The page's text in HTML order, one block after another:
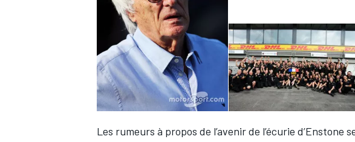
Les rumeurs à propos de l’avenir de l’écurie d’Enstone